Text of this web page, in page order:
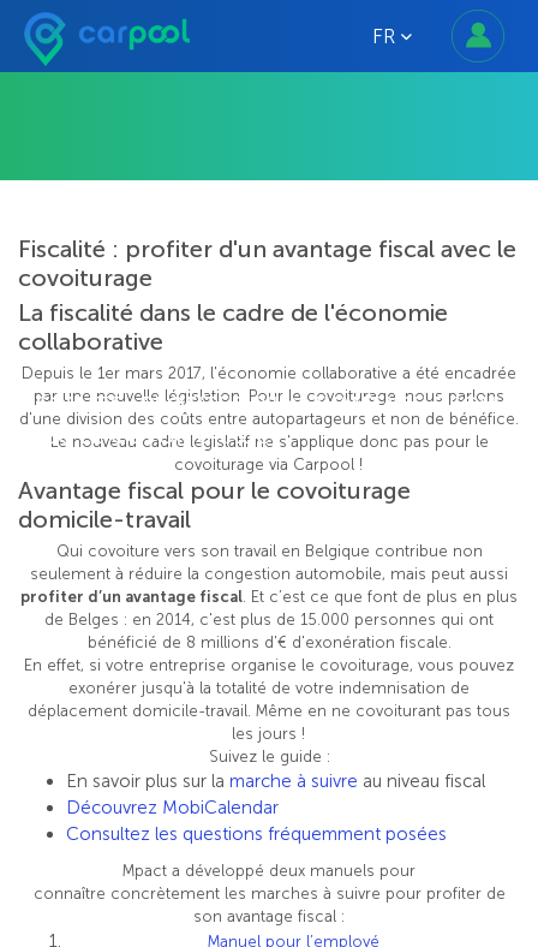
FR
FISCALITÉ : PROFITER D'UN AVANTAGE FISCAL
AVEC LE COVOITURAGE
Fiscalité : profiter d'un avantage fiscal avec le
covoiturage
La fiscalité dans le cadre de l'économie
collaborative
Depuis le 1er mars 2017, l'économie collaborative a été encadrée
par une nouvelle législation. Pour le covoiturage, nous parlons
d'une division des coûts entre autopartageurs et non de bénéfice.
Le nouveau cadre législatif ne s'applique donc pas pour le
covoiturage via Carpool !
Avantage fiscal pour le covoiturage
domicile-travail
Qui covoiture vers son travail en Belgique contribue non
seulement à réduire la congestion automobile, mais peut aussi
profiter d’un avantage fiscal. Et c’est ce que font de plus en plus
de Belges : en 2014, c'est plus de 15.000 personnes qui ont
bénéficié de 8 millions d'€ d'exonération fiscale.
En effet, si votre entreprise organise le covoiturage, vous pouvez
exonérer jusqu'à la totalité de votre indemnisation de
déplacement domicile-travail. Même en ne covoiturant pas tous
les jours !
Suivez le guide :
En savoir plus sur la marche à suivre au niveau fiscal
Découvrez MobiCalendar
Consultez les questions fréquemment posées
Mpact a développé deux manuels pour
connaître concrètement les marches à suivre pour profiter de
son avantage fiscal :
Manuel pour l’employé